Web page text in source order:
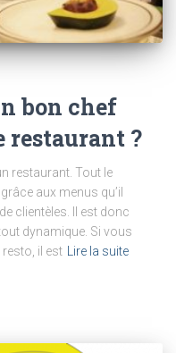
bon chef
restaurant ?
restaurant. Tout le
aux menus qu’il
clientèles. Il est donc
dynamique. Si vous
il est
Lire la suite